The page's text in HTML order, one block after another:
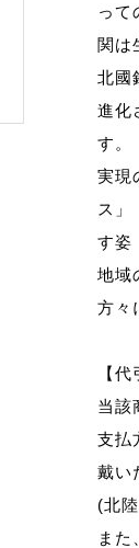
って
関は
北國
進化
す。
実現
ス」
す姿
地域
方々
【
当該
支払
戴い
(北
また